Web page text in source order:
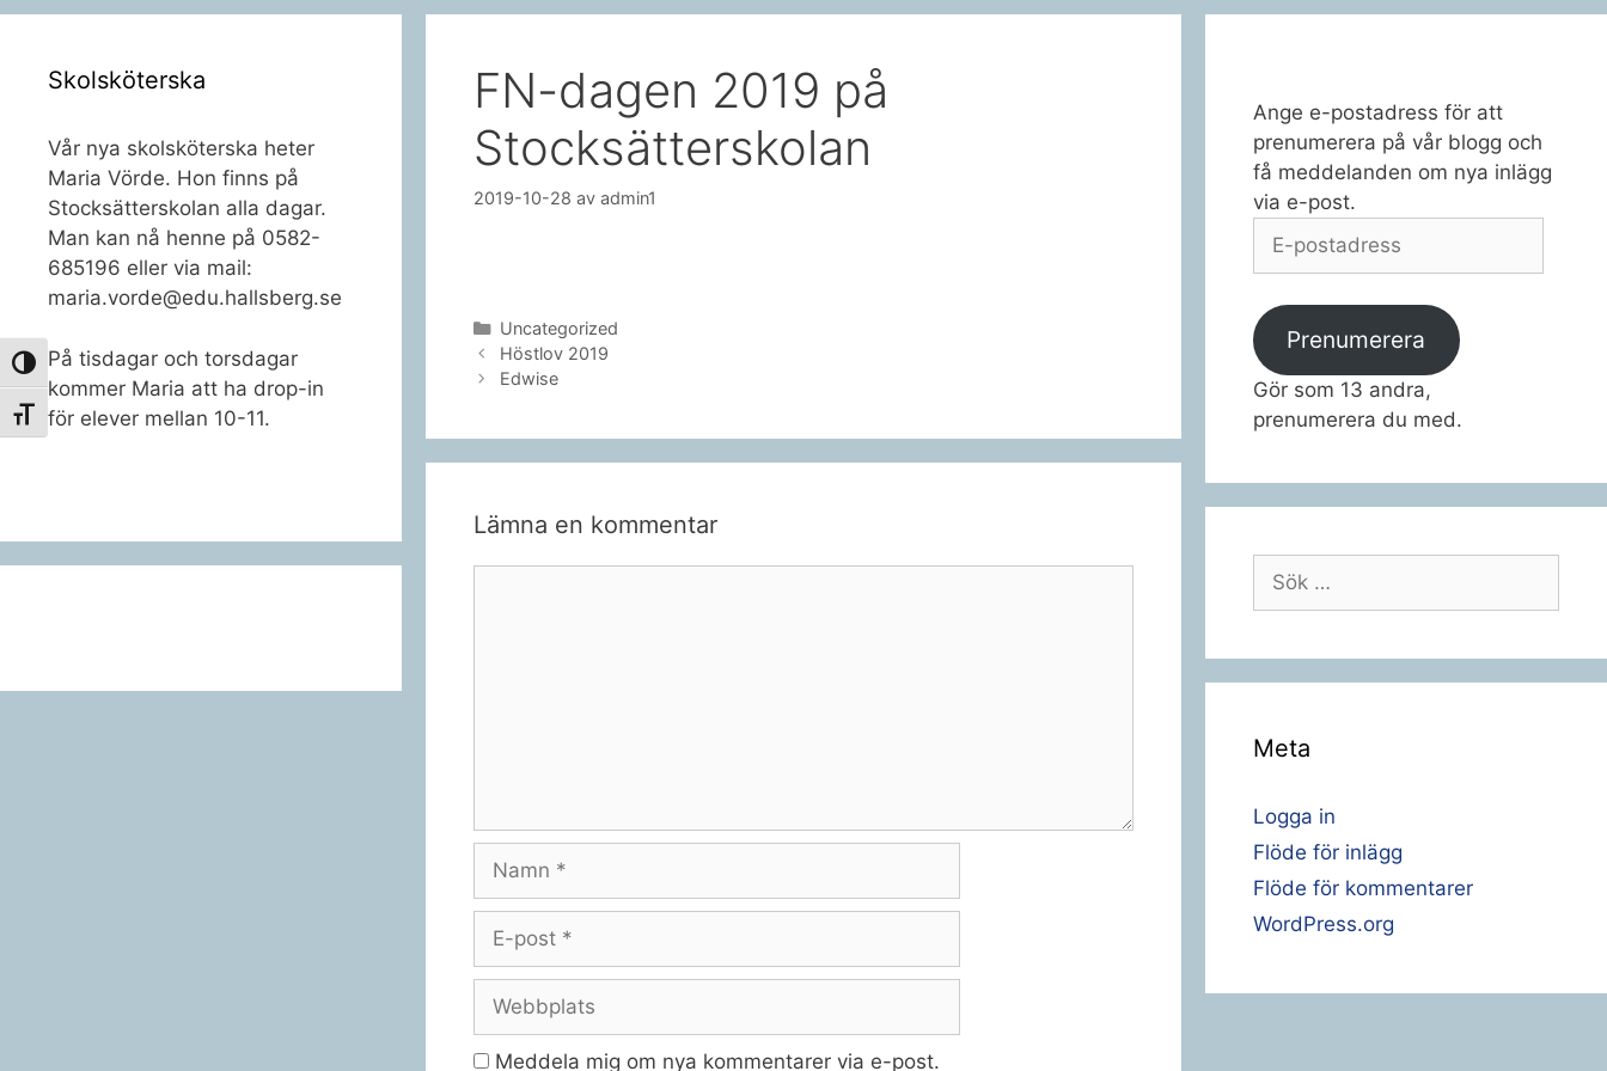
Slå på/av hög kontrast
Slå på/av textstorlek
FN-dagen 2019 på
Stocksätterskolan
2019-10-28 av admin1
Kategorier
Uncategorized
Höstlov 2019
Edwise
Lämna en kommentar
Namn
Webbplats
Meddela mig om nya kommentarer via e-post.
Skolsköterska
Vår nya skolsköterska heter
Maria Vörde. Hon finns på
Stocksätterskolan alla dagar.
Man kan nå henne på 0582-
685196 eller via mail:
maria.vorde@edu.hallsberg.se
På tisdagar och torsdagar
kommer Maria att ha drop-in
för elever mellan 10-11.
Ange e-postadress för att
prenumerera på vår blogg och
få meddelanden om nya inlägg
via e-post.
postadress
Prenumerera
Gör som 13 andra,
prenumerera du med.
Sök
efter:
Meta
Logga in
Flöde för inlägg
Flöde för kommentarer
WordPress.org